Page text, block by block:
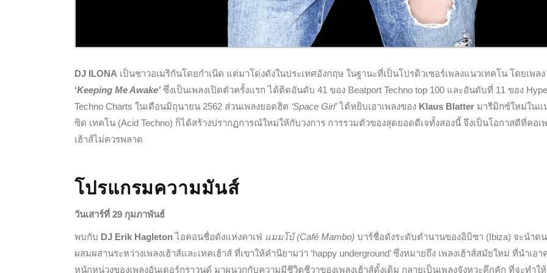
DJ ILONA เป็นชาวอเมริกันโดยกำเนิด แต่มาโด่งดังในประเทศอังกฤษ ในฐานะที่เป็นโปรดิวเซอร์เพลงแนวเทคโน โดยเพลง
‘Keeping Me Awake’ ซึ่งเป็นเพลงเปิดตัวครั้งแรก ได้ติดอันดับ 41 ของ Beatport Techno top 100 และอันดับที่ 11 ของ Hype
Techno Charts ในเดือนมิถุนายน 2562 ส่วนเพลงยอดฮิต ‘Space Girl’ได้หยิบเอาเพลงของ Klaus Blatter มารีมิกซ์ใหม่ในแ
ซิด เทคโน (Acid Techno) ก็ได้สร้างปรากฏการณ์ใหม่ให้กับวงการ การรวมตัวของสุดยอดดีเจทั้งสองนี้ จึงเป็นโอกาสดีที่คอเ
เฮ้าส์ไม่ควรพลาด
โปรแกรมความมันส์
วันเสาร์ที่ 29 กุมภาพันธ์
พบกับ DJ Erik Hagletonไอคอนชื่อดังแห่งคาเฟ่ แมมโบ้ (Café Mambo) บาร์ชื่อดังระดับตำนานของอิบิซา (Ibiza) จะนำด
ผสมผสานระหว่างเพลงเฮ้าส์และเทคเฮ้าส์ ที่เขาให้คำนิยามว่า ‘happy underground’ ซึ่งหมายถึง เพลงเฮ้าส์สมัยใหม่ ที่นำเอา
หนักหน่วงของเพลงอันเดอร์กราวนด์ มาผนวกกับความมีชีวิตชีวาของเพลงเฮ้าส์ดั้งเดิม กลายเป็นเพลงจังหวะคึกคัก ที่จะทำใ